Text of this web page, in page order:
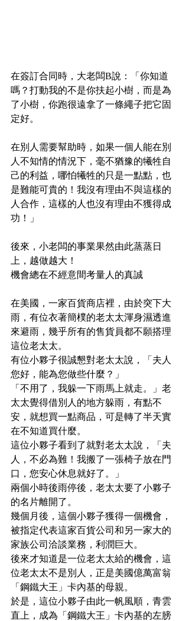
在簽訂合同時，大老闆B說：「你知道
嗎？打動我的不是你扶起小樹，而是為
了小樹，你跑很遠拿了一條繩子把它固
定好。
在別人需要幫助時，如果一個人能在別
人不知情的情況下，毫不猶豫的犧牲自
己的利益，哪怕犧牲的只是一點點，也
是難能可貴的！我沒有理由不與這樣的
人合作，這樣的人也沒有理由不獲得成
功！」
後來，小老闆的事業果然由此蒸蒸日
上，越做越大！
機會總在不經意間考量人的真誠
在美國，一家百貨商店裡，由於突下大
雨，有位衣著簡樸的老太太渾身濕透進
來避雨，幾乎所有的售貨員都不願搭理
這位老太太。
有位小夥子很誠懇對老太太說，「夫人
您好，能為您做些什麼？」
「不用了，我躲一下雨馬上就走。」老
太太覺得借別人的地方躲雨，有點不
安，就想買一點商品，可是轉了半天實
在不知道買什麼。
這位小夥子看到了就對老太太說，「夫
人，不必為難！我搬了一張椅子放在門
口，您安心休息就好了。」
兩個小時後雨停後，老太太要了小夥子
的名片離開了。
幾個月後，這個小夥子獲得一個機會，
被指定代表這家百貨公司和另一家大的
家族公司洽談業務，利潤巨大。
後來才知道是一位老太太給的機會，這
位老太太不是別人，正是美國億萬富翁
「鋼鐵大王」卡內基的母親。
於是，這位小夥子由此一帆風順，青雲
直上，成為「鋼鐵大王」卡內基的左膀